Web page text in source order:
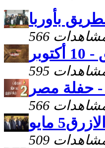
بأوربا
مشاهدات
مشاهدات
- حفلة مصر
مشاهدات
مايو
مشاهدات